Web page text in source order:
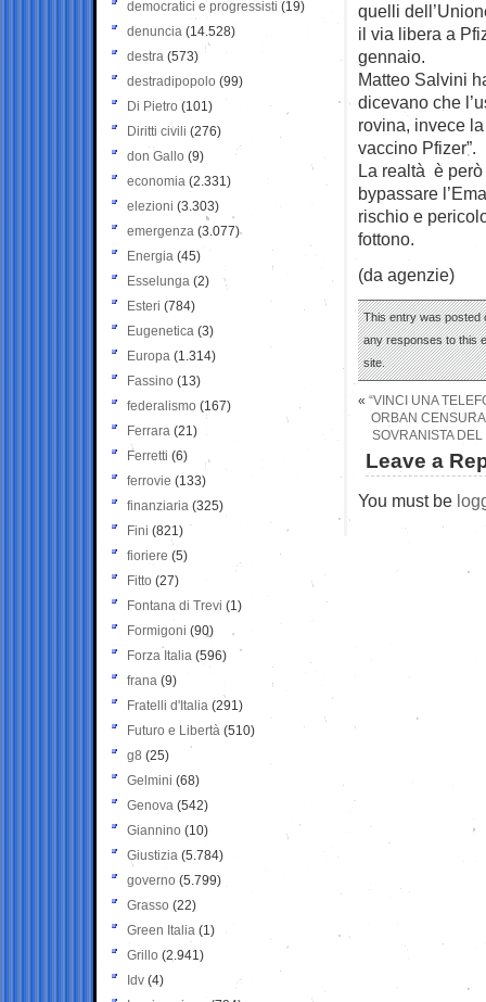
quelli
il via libera a
gennaio.
Matteo Salvini
dicevano che
rovina, invece
vaccino Pfizer”.
La realtà è però
bypassare
rischio e
fottono.
(da agenzie)
This entry was posted
any responses to this
site.
« “VINCI UNA
ORBAN CENSURA
SOVRANISTA
Leave a
You must be
democratici e progressisti (19)
denuncia (14.528)
destra (573)
destradipopolo (99)
Di Pietro (101)
Diritti civili (276)
don Gallo (9)
economia (2.331)
elezioni (3.303)
emergenza (3.077)
Energia (45)
Esselunga (2)
Esteri (784)
Eugenetica (3)
Europa (1.314)
Fassino (13)
federalismo (167)
Ferrara (21)
Ferretti (6)
ferrovie (133)
finanziaria (325)
Fini (821)
fioriere (5)
Fitto (27)
Fontana di Trevi (1)
Formigoni (90)
Forza Italia (596)
frana (9)
Fratelli d'Italia (291)
Futuro e Libertà (510)
g8 (25)
Gelmini (68)
Genova (542)
Giannino (10)
Giustizia (5.784)
governo (5.799)
Grasso (22)
Green Italia (1)
Grillo (2.941)
Idv (4)